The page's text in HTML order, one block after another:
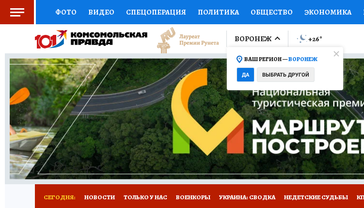
ФОТО ВИДЕО СПЕЦОПЕРАЦИЯ ПОЛИТИКА ОБЩЕСТВО ЭКОНОМИКА
СОЦПОДДЕРЖКА НАУКА СПОРТ КОЛУМНИСТЫ ПРОИСШЕСТВИЯ
ВЫБОР ЭКСПЕРТОВ ДОКТОР ФИНАНСЫ ОТКРЫВАЕМ МИР Я ЗНАЮ
КНИЖНАЯ ПОЛКА ПРОГНОЗЫ НА СПОРТ ПРОМОКОДЫ СЕРИАЛЫ
ПРЕСС-ЦЕНТР НЕДВИЖИМОСТЬ ТЕЛЕВИЗОР КОЛЛЕКЦИИ КОНКУРСЫ
РАДИО КП РЕКЛАМА ТЕСТЫ НОВОЕ НА САЙТЕ
ВОРОНЕЖ
ВАШ РЕГИОН —ВОРОНЕЖ
ДА ВЫБРАТЬ ДРУГОЙ
+26°
СЕГОДНЯ: НОВОСТИ ТОЛЬКО У НАС ВОЕНКОРЫ УКРАИНА: СВОДКА НЕДЕТСКИЕ СУДЬБЫ